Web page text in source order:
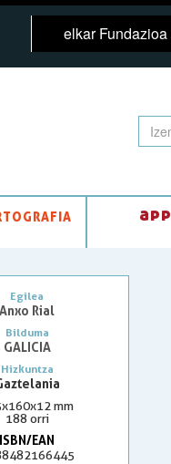
elkar Fundazioa
app
Egilea
Anxo Rial
Bilduma
GALICIA
Hizkuntza
mm
188 orri
ISBN/EAN